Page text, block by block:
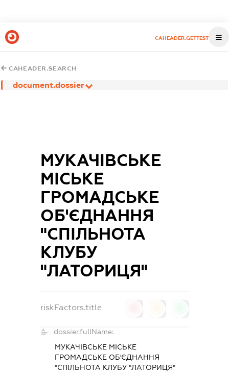
CAHEADER.GETTEST
CAHEADER.SEARCH
document.dossier
МУКАЧІВСЬКЕ
МІСЬКЕ
ГРОМАДСЬКЕ
ОБ'ЄДНАННЯ
"СПІЛЬНОТА
КЛУБУ
"ЛАТОРИЦЯ"
riskFactors.title
dossier.fullName:
МУКАЧІВСЬКЕ МІСЬКЕ
ГРОМАДСЬКЕ ОБ'ЄДНАННЯ
"СПІЛЬНОТА КЛУБУ "ЛАТОРИЦЯ"